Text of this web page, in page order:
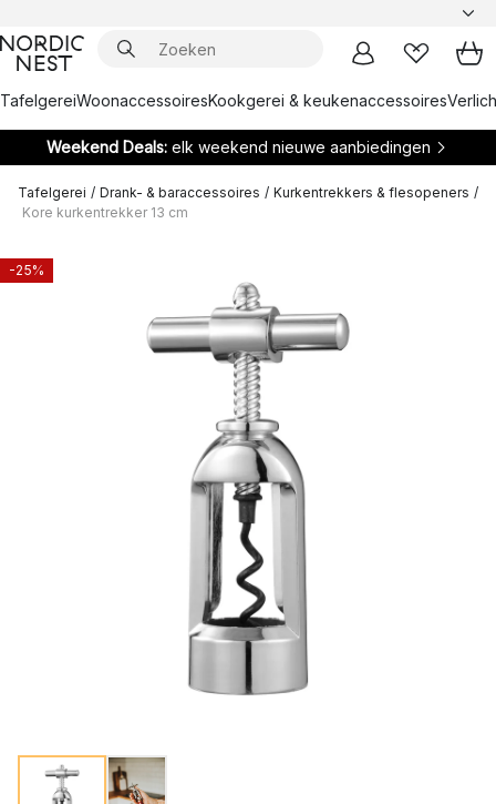
TafelgereiWoonaccessoiresKookgerei & keukenaccessoires
Weekend Deals: elk weekend nieuwe aanbiedingen
Tafelgerei / Drank- & baraccessoires / Kurkentrekkers & flesopeners /
Kore kurkentrekker 13 cm
-25%